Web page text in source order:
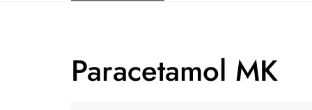
Paracetamol MK